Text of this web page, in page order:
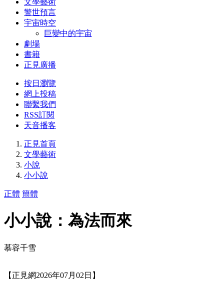
警世預言
宇宙時空
巨變中的宇宙
劇場
書籍
正見廣播
按日瀏覽
網上投稿
聯繫我們
RSS訂閱
天音播客
正見首頁
文學藝術
小說
小小說
正體 簡體
小小說：為法而來
慕容千雪
【正見網2026年07月02日】